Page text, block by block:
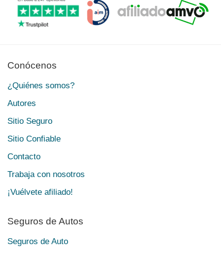
Conócenos
¿Quiénes somos?
Autores
Sitio Seguro
Sitio Confiable
Contacto
Trabaja con nosotros
¡Vuélvete afiliado!
Seguros de Autos
Seguros de Auto